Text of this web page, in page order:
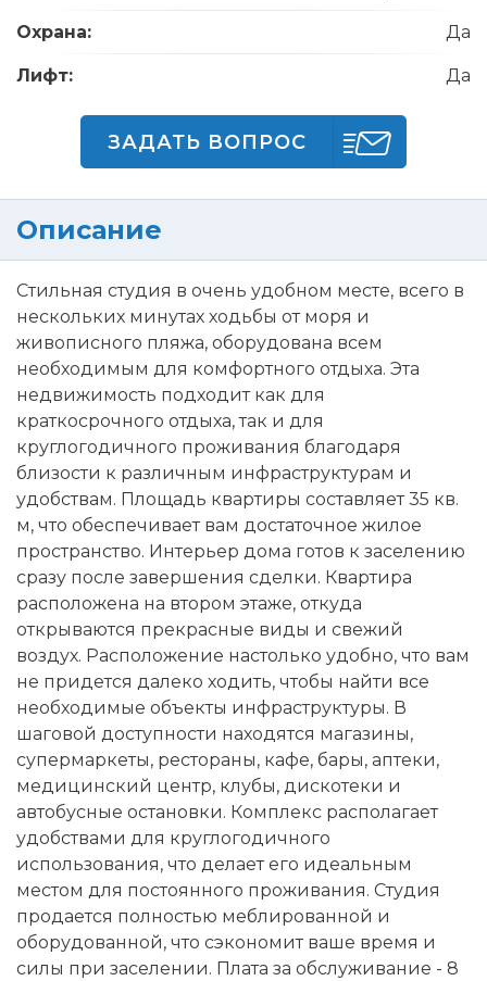
Охрана: Да
Лифт: Да
ЗАДАТЬ ВОПРОС
Описание
Стильная студия в очень удобном месте, всего в
нескольких минутах ходьбы от моря и
живописного пляжа, оборудована всем
необходимым для комфортного отдыха. Эта
недвижимость подходит как для
краткосрочного отдыха, так и для
круглогодичного проживания благодаря
близости к различным инфраструктурам и
удобствам. Площадь квартиры составляет 35 кв.
м, что обеспечивает вам достаточное жилое
пространство. Интерьер дома готов к заселению
сразу после завершения сделки. Квартира
расположена на втором этаже, откуда
открываются прекрасные виды и свежий
воздух. Расположение настолько удобно, что вам
не придется далеко ходить, чтобы найти все
необходимые объекты инфраструктуры. В
шаговой доступности находятся магазины,
супермаркеты, рестораны, кафе, бары, аптеки,
медицинский центр, клубы, дискотеки и
автобусные остановки. Комплекс располагает
удобствами для круглогодичного
использования, что делает его идеальным
местом для постоянного проживания. Студия
продается полностью меблированной и
оборудованной, что сэкономит ваше время и
силы при заселении. Плата за обслуживание - 8